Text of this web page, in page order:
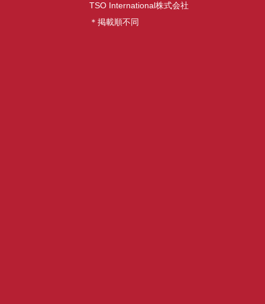
TSO International株式会社
＊掲載順不同